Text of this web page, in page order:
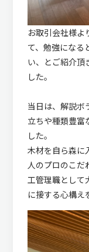
お取引会社様よ
て、勉強になる
い、とご紹介頂
した。
当日は、解説ボ
立ちや種類豊富
した。
木材を自ら森に
人のプロのこだ
工管理職として
に接する心構え